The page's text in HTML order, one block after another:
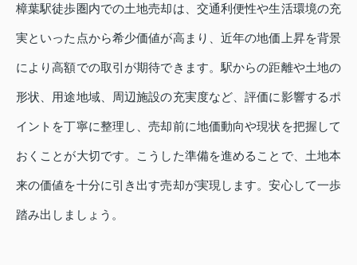
樟葉駅徒歩圏内での土地売却は、交通利便性や生活環境の充
実といった点から希少価値が高まり、近年の地価上昇を背景
により高額での取引が期待できます。駅からの距離や土地の
形状、用途地域、周辺施設の充実度など、評価に影響するポ
イントを丁寧に整理し、売却前に地価動向や現状を把握して
おくことが大切です。こうした準備を進めることで、土地本
来の価値を十分に引き出す売却が実現します。安心して一歩
踏み出しましょう。